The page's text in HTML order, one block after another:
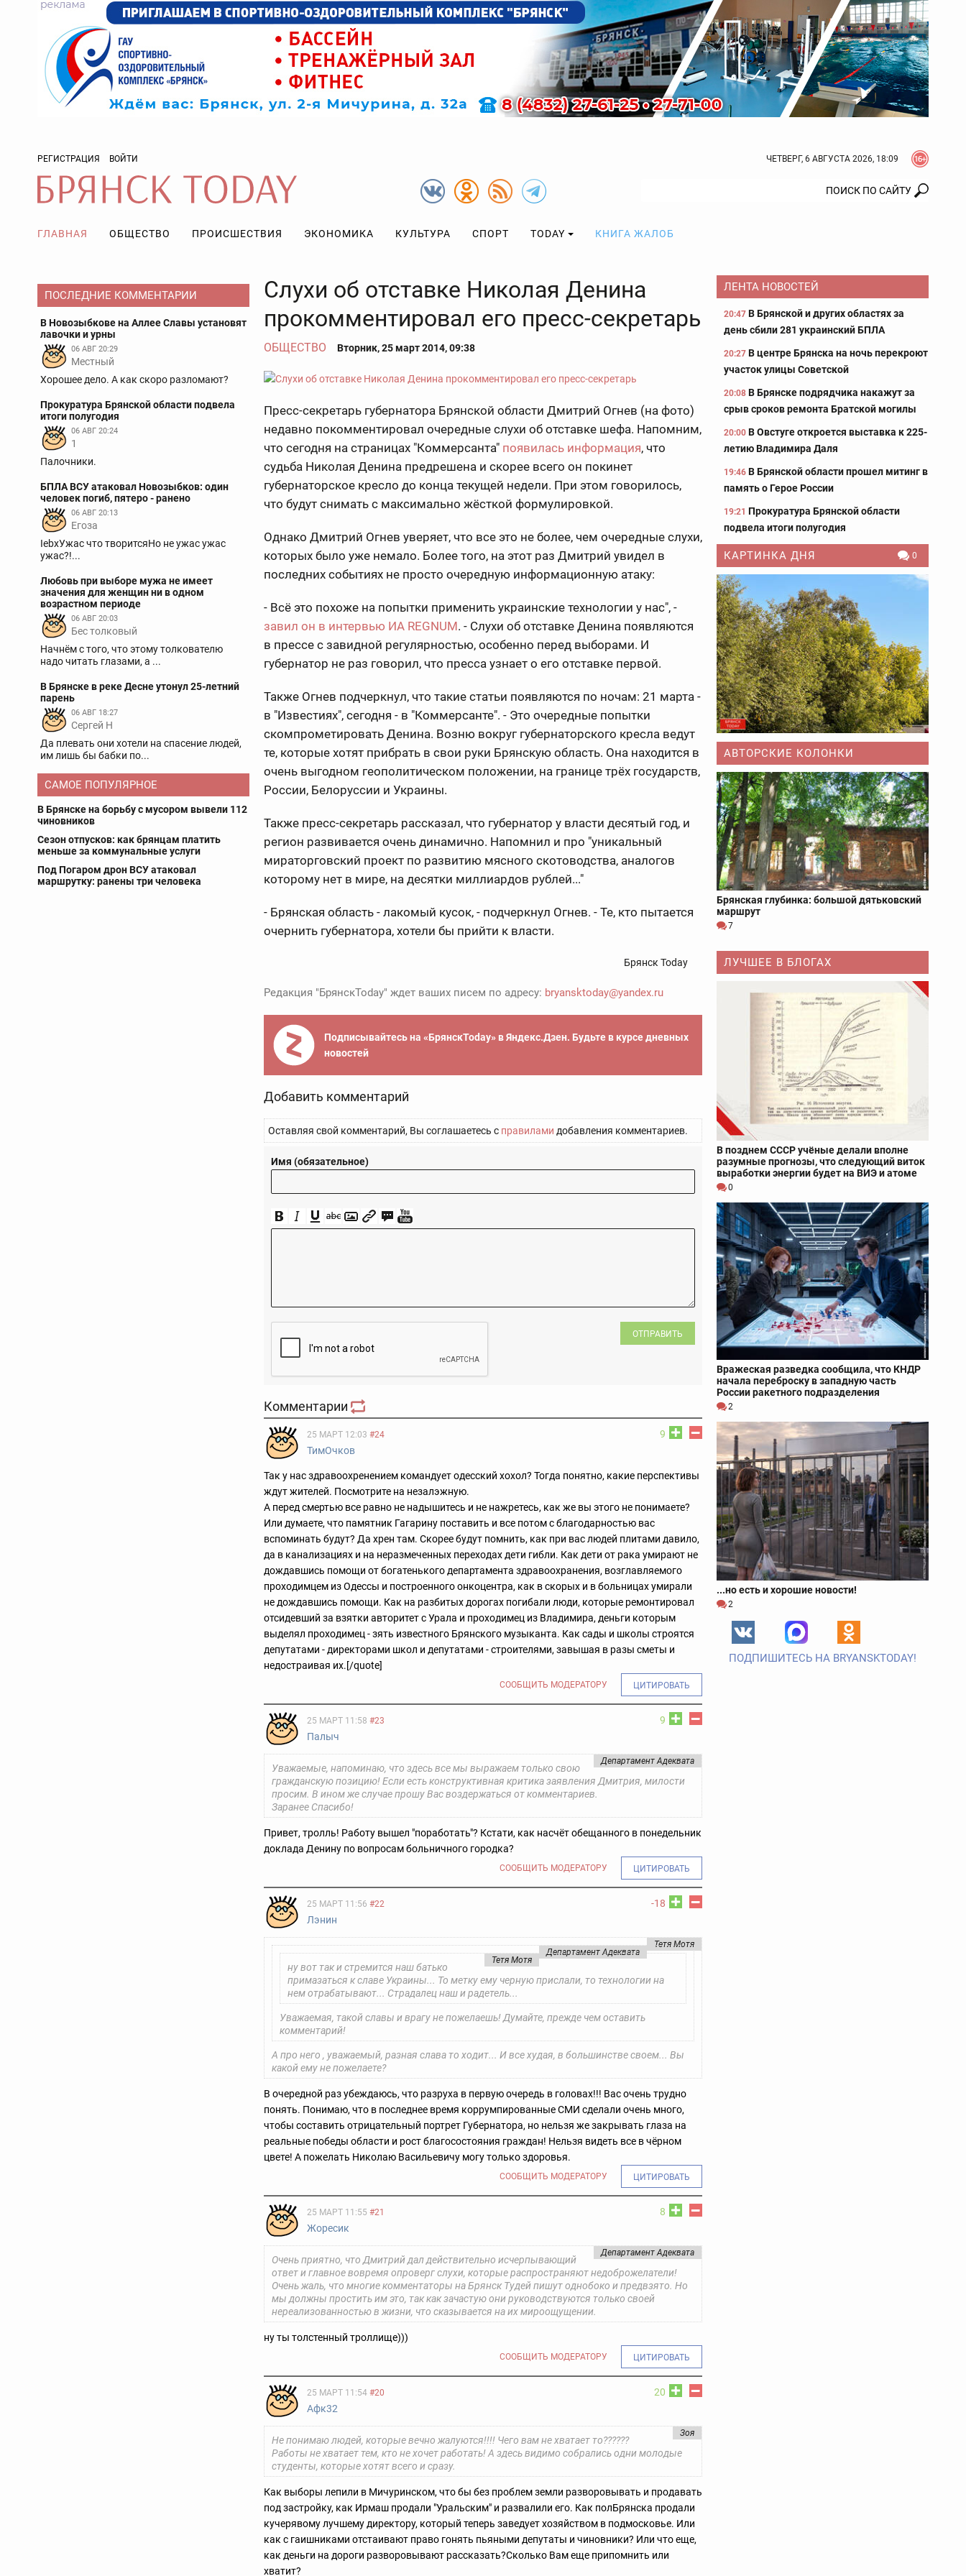
РЕГИСТРАЦИЯ ВОЙТИ ЧЕТВЕРГ, 6 АВГУСТА 2026, 18:09
ГЛАВНАЯ ОБЩЕСТВО ПРОИСШЕСТВИЯ ЭКОНОМИКА КУЛЬТУРА СПОРТ TODAY КНИГА ЖАЛОБ
ПОСЛЕДНИЕ КОММЕНТАРИИ
В Новозыбкове на Аллее Славы установят
лавочки и урны
06 АВГ 20:29
Местный
Хорошее дело. А как скоро разломают?
Прокуратура Брянской области подвела
итоги полугодия
06 АВГ 20:24
1
Палочники.
БПЛА ВСУ атаковал Новозыбков: один
человек погиб, пятеро - ранено
06 АВГ 20:13
Егоза
IebxУжас что творитсяНо не ужас ужас
ужас?!...
Любовь при выборе мужа не имеет
значения для женщин ни в одном
возрастном периоде
06 АВГ 20:03
Бес толковый
Начнём с того, что этому толкователю
надо читать глазами, а ...
В Брянске в реке Десне утонул 25-летний
парень
06 АВГ 18:27
Сергей Н
Да плевать они хотели на спасение людей,
им лишь бы бабки по...
САМОЕ ПОПУЛЯРНОЕ
В Брянске на борьбу с мусором вывели 112
чиновников
Сезон отпусков: как брянцам платить
меньше за коммунальные услуги
Под Погаром дрон ВСУ атаковал
маршрутку: ранены три человека
Слухи об отставке Николая Денина
прокомментировал его пресс-секретарь
ОБЩЕСТВО Вторник, 25 март 2014, 09:38
Пресс-секретарь губернатора Брянской области Дмитрий Огнев (на фото)
недавно покомментировал очередные слухи об отставке шефа. Напомним,
что сегодня на страницах "Коммерсанта" появилась информация, что
судьба Николая Денина предрешена и скорее всего он покинет
губернаторское кресло до конца текущей недели. При этом говорилось,
что будут снимать с максимально жёсткой формулировкой.
Однако Дмитрий Огнев уверяет, что все это не более, чем очередные слухи,
которых было уже немало. Более того, на этот раз Дмитрий увидел в
последних событиях не просто очередную информационную атаку:
- Всё это похоже на попытки применить украинские технологии у нас", -
завил он в интервью ИА REGNUM. - Слухи об отставке Денина появляются
в прессе с завидной регулярностью, особенно перед выборами. И
губернатор не раз говорил, что пресса узнает о его отставке первой.
Также Огнев подчеркнул, что такие статьи появляются по ночам: 21 марта -
в "Известиях", сегодня - в "Коммерсанте". - Это очередные попытки
скомпрометировать Денина. Возню вокруг губернаторского кресла ведут
те, которые хотят прибрать в свои руки Брянскую область. Она находится в
очень выгодном геополитическом положении, на границе трёх государств,
России, Белоруссии и Украины.
Также пресс-секретарь рассказал, что губернатор у власти десятый год, и
регион развивается очень динамично. Напомнил и про "уникальный
мираторговский проект по развитию мясного скотоводства, аналогов
которому нет в мире, на десятки миллиардов рублей..."
- Брянская область - лакомый кусок, - подчеркнул Огнев. - Те, кто пытается
очернить губернатора, хотели бы прийти к власти.
Брянск Today
Редакция "БрянскToday" ждет ваших писем по адресу: bryansktoday@yandex.ru
Подписывайтесь на «БрянскToday» в Яндекс.Дзен. Будьте в курсе дневных
новостей
Добавить комментарий
Оставляя свой комментарий, Вы соглашаетесь с правилами добавления комментариев.
Имя (обязательное)
ОТПРАВИТЬ
Комментарии
9
25 МАРТ 12:03 #24
ТимОчков
Так у нас здравоохренением командует одесский хохол? Тогда понятно, какие перспективы
ждут жителей. Посмотрите на незалэжную.
А перед смертью все равно не надышитесь и не нажретесь, как же вы этого не понимаете?
Или думаете, что памятник Гагарину поставить и все потом с благодарностью вас
вспоминать будут? Да хрен там. Скорее будут помнить, как при вас людей плитами давило,
да в канализациях и на неразмеченных переходах дети гибли. Как дети от рака умирают не
дождавшись помощи от богатенького департамента здравоохранения, возглавляемого
проходимцем из Одессы и построенного онкоцентра, как в скорых и в больницах умирали
не дождавшись помощи. Как на разбитых дорогах погибали люди, которые ремонтировал
отсидевший за взятки авторитет с Урала и проходимец из Владимира, деньги которым
выделял проходимец - зять известного Брянского музыканта. Как сады и школы строятся
депутатами - директорами школ и депутатами - строителями, завышая в разы сметы и
недостраивая их.[/quote]
СООБЩИТЬ МОДЕРАТОРУ ЦИТИРОВАТЬ
9
25 МАРТ 11:58 #23
Палыч
Департамент Адеквата
Уважаемые, напоминаю, что здесь все мы выражаем только свою
гражданскую позицию! Если есть конструктивная критика заявления Дмитрия, милости
просим. В ином же случае прошу Вас воздержаться от комментариев.
Заранее Спасибо!
Привет, тролль! Работу вышел "поработать"? Кстати, как насчёт обещанного в понедельник
доклада Денину по вопросам больничного городка?
СООБЩИТЬ МОДЕРАТОРУ ЦИТИРОВАТЬ
-18
25 МАРТ 11:56 #22
Лэнин
Тетя Мотя
Департамент Адеквата
Тетя Мотя
ну вот так и стремится наш батько
примазаться к славе Украины... То метку ему черную прислали, то технологии на
нем отрабатывают... Страдалец наш и радетель...
Уважаемая, такой славы и врагу не пожелаешь! Думайте, прежде чем оставить
комментарий!
А про него , уважаемый, разная слава то ходит... И все худая, в большинстве своем... Вы
какой ему не пожелаете?
В очередной раз убеждаюсь, что разруха в первую очередь в головах!!! Вас очень трудно
понять. Понимаю, что в последнее время коррумпированные СМИ сделали очень много,
чтобы составить отрицательный портрет Губернатора, но нельзя же закрывать глаза на
реальные победы области и рост благосостояния граждан! Нельзя видеть все в чёрном
цвете! А пожелать Николаю Васильевичу могу только здоровья.
СООБЩИТЬ МОДЕРАТОРУ ЦИТИРОВАТЬ
8
25 МАРТ 11:55 #21
Жоресик
Департамент Адеквата
Очень приятно, что Дмитрий дал действительно исчерпывающий
ответ и главное вовремя опроверг слухи, которые распространяют недоброжелатели!
Очень жаль, что многие комментаторы на Брянск Тудей пишут однобоко и предвзято. Но
мы должны простить им это, так как зачастую они руководствуются только своей
нереализованностью в жизни, что сказывается на их мироощущении.
ну ты толстенный троллище)))
СООБЩИТЬ МОДЕРАТОРУ ЦИТИРОВАТЬ
20
25 МАРТ 11:54 #20
Афк32
Зоя
Не понимаю людей, которые вечно жалуются!!!! Чего вам не хватает то??????
Работы не хватает тем, кто не хочет работать! А здесь видимо собрались одни молодые
студенты, которые хотят всего и сразу.
Как выборы лепили в Мичуринском, что бы без проблем земли разворовывать и продавать
под застройку, как Ирмаш продали "Уральским" и развалили его. Как полБрянска продали
кучерявому лучшему директору, который теперь заведует хозяйством в подмосковье. Или
как с гаишниками отстаивают право гонять пьяными депутаты и чиновники? Или что еще,
как деньги на дороги разворовывают рассказать?Сколько Вам еще припомнить или
хватит?
ЛЕНТА НОВОСТЕЙ
20:47 В Брянской и других областях за
день сбили 281 украинский БПЛА
20:27 В центре Брянска на ночь перекроют
участок улицы Советской
20:08 В Брянске подрядчика накажут за
срыв сроков ремонта Братской могилы
20:00 В Овстуге откроется выставка к 225-
летию Владимира Даля
19:46 В Брянской области прошел митинг в
память о Герое России
19:21 Прокуратура Брянской области
подвела итоги полугодия
КАРТИНКА ДНЯ 0
АВТОРСКИЕ КОЛОНКИ
Брянская глубинка: большой дятьковский
маршрут
7
ЛУЧШЕЕ В БЛОГАХ
В позднем СССР учёные делали вполне
разумные прогнозы, что следующий виток
выработки энергии будет на ВИЭ и атоме
0
Вражеская разведка сообщила, что КНДР
начала переброску в западную часть
России ракетного подразделения
2
...но есть и хорошие новости!
2
ПОДПИШИТЕСЬ НА BRYANSKTODAY!